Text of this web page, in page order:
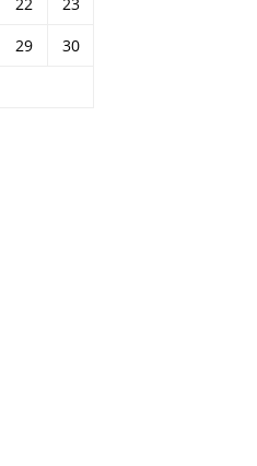
29
30